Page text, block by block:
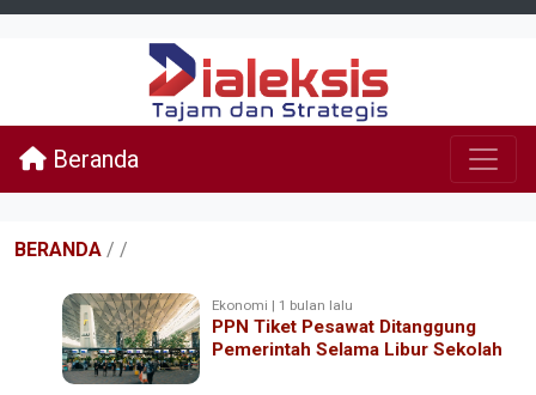
Beranda
BERANDA / /
Ekonomi | 1 bulan lalu
PPN Tiket Pesawat Ditanggung
Pemerintah Selama Libur Sekolah